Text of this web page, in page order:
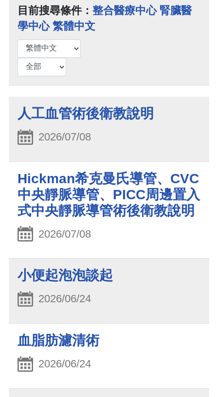
目前搜尋條件： 整合醫療中心 腎臟醫
學中心 繁體中文
人工血管術後衛教說明
2026/07/08
Hickman希克曼氏導管、CVC
中央靜脈導管、PICC周邊置入
式中央靜脈導管術後衛教說明
2026/07/08
小便起泡泡談起
2026/06/24
血脂肪濾清術
2026/06/24